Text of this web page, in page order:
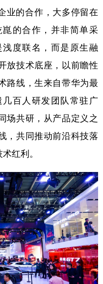
业的合作，大多停留在
的合作，并非简单采
度联名，而是原生融
放技术底座，以前瞻性
路线，生来自带华为最
百人研发团队常驻广
场共研，从产品定义之
，共同推动前沿科技落
红利。